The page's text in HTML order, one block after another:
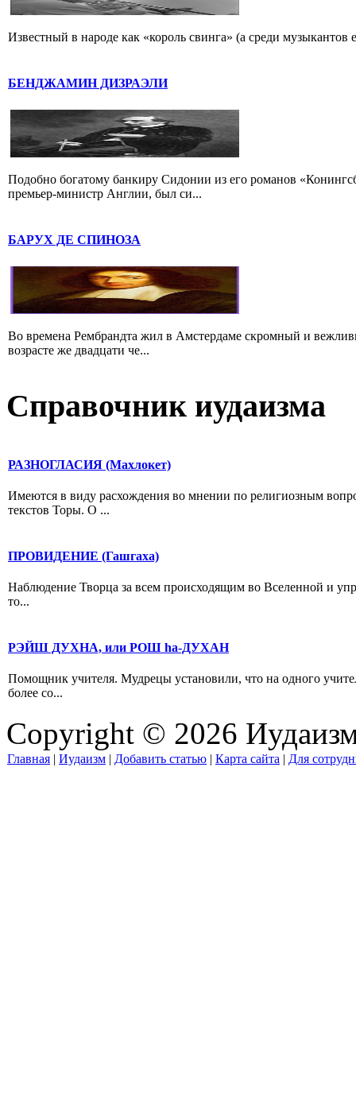
Известный в народе как «король свинга» (а среди
БЕНДЖАМИН ДИЗРАЭЛИ
Подобно богатому банкиру Сидонии из его романов
премьер-министр Англии, был си...
БАРУХ ДЕ СПИНОЗА
Во времена Рембрандта жил в Амстердаме скромный и
возрасте же двадцати че...
Справочник иудаизма
РАЗНОГЛАСИЯ (Махлокет)
Имеются в виду расхождения во мнении по религиозным
текстов Торы. О ...
ПРОВИДЕНИЕ (Гашгаха)
Наблюдение Творца за всем происходящим во Вселенной и
то...
РЭЙШ ДУХНА, или РОШ hа-ДУХАН
Помощник учителя. Мудрецы установили, что на одного
более со...
Copyright © 2026
Главная | Иудаизм | Добавить статью | Карта сайта | Для